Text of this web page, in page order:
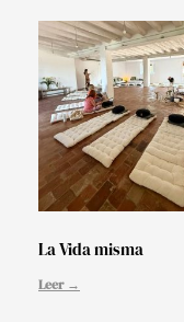
La Vida misma
Leer →